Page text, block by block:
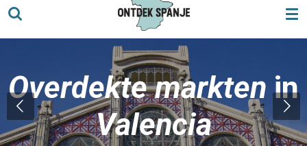
Overdekte marktenin
Valencia